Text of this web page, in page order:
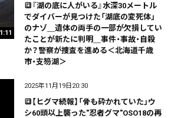
🔳『湖の底に人がいる』水深30メートル
でダイバーが見つけた「湖底の変死体」
のナゾ＿遺体の両手の一部が欠損してい
たことが新たに判明＿事件・事故・自殺
か？警察が捜査を進める＜北海道千歳
市・支笏湖＞
2025年11月19日20:30
🔳【ヒグマ続報】「骨も砕かれていた」ウ
シ60頭以上襲った"忍者グマ"OSO18の再